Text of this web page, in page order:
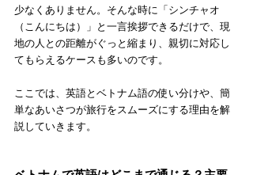
少なくありません。そんな時に「シンチャオ
（こんにちは）」と一言挨拶できるだけで、現
地の人との距離がぐっと縮まり、親切に対応し
てもらえるケースも多いのです。
ここでは、英語とベトナム語の使い分けや、簡
単なあいさつが旅行をスムーズにする理由を解
説していきます。